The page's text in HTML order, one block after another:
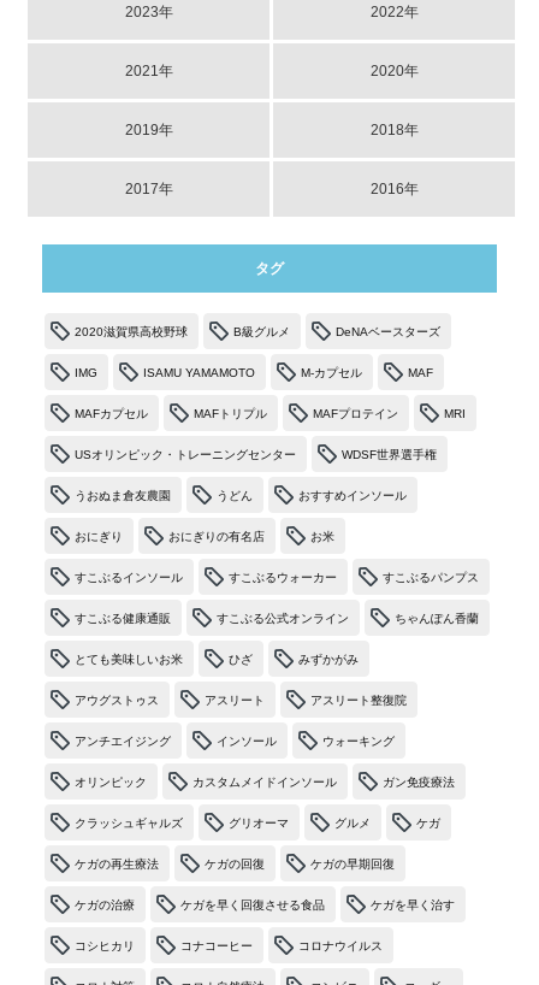
2023年 2022年
2021年 2020年
2019年 2018年
2017年 2016年
タグ
2020滋賀県高校野球 B級グルメ DeNAベースターズ
IMG ISAMU YAMAMOTO M-カプセル MAF
MAFカプセル MAFトリプル MAFプロテイン MRI
USオリンピック・トレーニングセンター WDSF世界選手権
うおぬま倉友農園 うどん おすすめインソール
おにぎり おにぎりの有名店 お米
すこぶるインソール すこぶるウォーカー すこぶるパンプス
すこぶる健康通販 すこぶる公式オンライン ちゃんぽん香蘭
とても美味しいお米 ひざ みずかがみ
アウグストゥス アスリート アスリート整復院
アンチエイジング インソール ウォーキング
オリンピック カスタムメイドインソール ガン免疫療法
クラッシュギャルズ グリオーマ グルメ ケガ
ケガの再生療法 ケガの回復 ケガの早期回復
ケガの治療 ケガを早く回復させる食品 ケガを早く治す
コシヒカリ コナコーヒー コロナウイルス